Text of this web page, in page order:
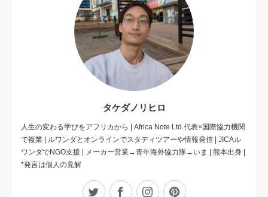
タケダノリヒロ
人生の変わる学びをアフリカから | Africa Note Ltd.代表×国際協力機関
で複業 | ルワンダとオンラインでスタディツアーや情報発信 | JICAル
ワンダでNGO支援 | メーカー営業→青年海外協力隊→いま | 熊本出身 |
*発言は個人の見解
Twitter FacebookInstagramPinterest